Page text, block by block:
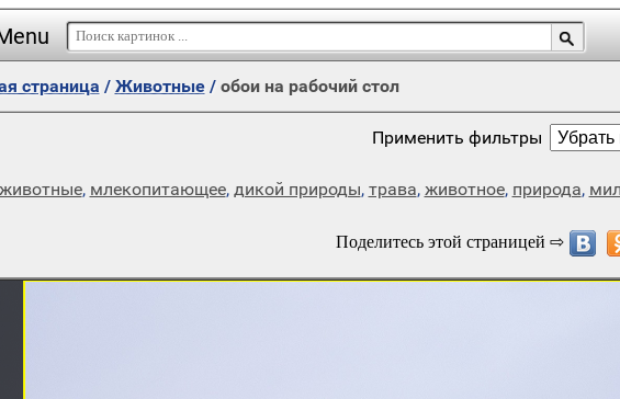
страница / Животные/ обои на рабочий стол
Применить фильтры
животные, млекопитающее, дикой природы, трава, животное, природа,